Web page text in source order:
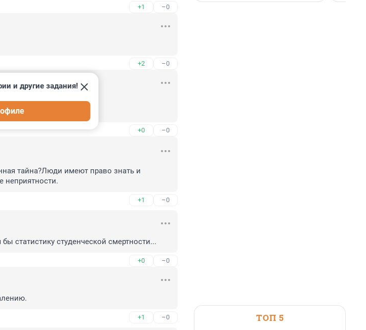
+1 –0
+2 –0
помощь"
+0 –0
и другие задания!
тайна?Люди имеют право знать и
неприятности.
+1 –0
статистику студенческой смертности...
+0 –0
+1 –0 ТОП 5